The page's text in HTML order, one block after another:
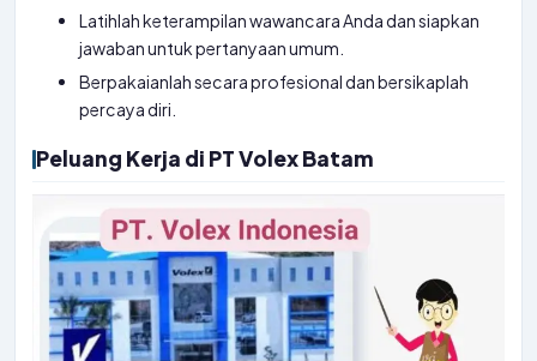
Latihlah keterampilan wawancara Anda dan siapkan
jawaban untuk pertanyaan umum.
Berpakaianlah secara profesional dan bersikaplah
percaya diri.
Peluang Kerja di PT Volex Batam